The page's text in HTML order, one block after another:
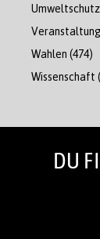
Veranstaltung
Wahlen (474)
Wissenschaft
DU